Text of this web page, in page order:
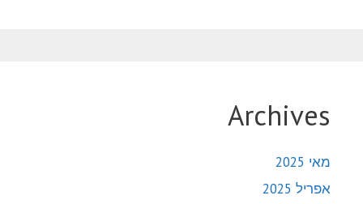
Archives
מאי 2025
אפריל 2025